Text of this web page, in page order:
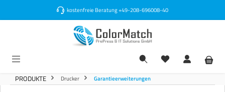
kostenfreie Beratung+49-208-696008-40
PRODUKTE Drucker Garantieerweiterungen